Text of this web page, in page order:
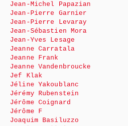
Jean-Michel Papazian
Jean-Pierre Garnier
Jean-Pierre Levaray
Jean-Sébastien Mora
Jean-Yves Lesage
Jeanne Carratala
Jeanne Frank
Jeanne Vandenbroucke
Jef Klak
Jéline Yakoublanc
Jérémy Rubenstein
Jérôme Coignard
Jérôme F
Joaquim Basiluzzo